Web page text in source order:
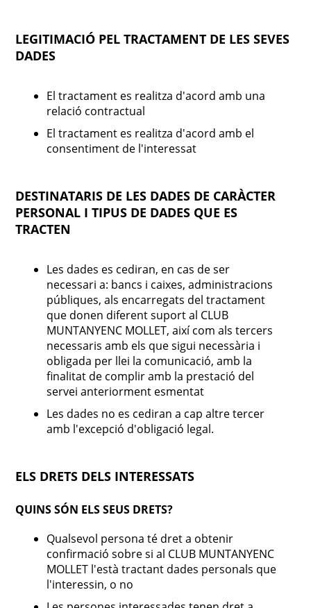
LEGITIMACIÓ PEL TRACTAMENT DE LES SEVES
DADES
El tractament es realitza d'acord amb una
relació contractual
El tractament es realitza d'acord amb el
consentiment de l'interessat
DESTINATARIS DE LES DADES DE CARÀCTER
PERSONAL I TIPUS DE DADES QUE ES
TRACTEN
Les dades es cediran, en cas de ser
necessari a: bancs i caixes, administracions
públiques, als encarregats del tractament
que donen diferent suport al CLUB
MUNTANYENC MOLLET, així com als tercers
necessaris amb els que sigui necessària i
obligada per llei la comunicació, amb la
finalitat de complir amb la prestació del
servei anteriorment esmentat
Les dades no es cediran a cap altre tercer
amb l'excepció d'obligació legal.
ELS DRETS DELS INTERESSATS
QUINS SÓN ELS SEUS DRETS?
Qualsevol persona té dret a obtenir
confirmació sobre si al CLUB MUNTANYENC
MOLLET l'està tractant dades personals que
l'interessin, o no